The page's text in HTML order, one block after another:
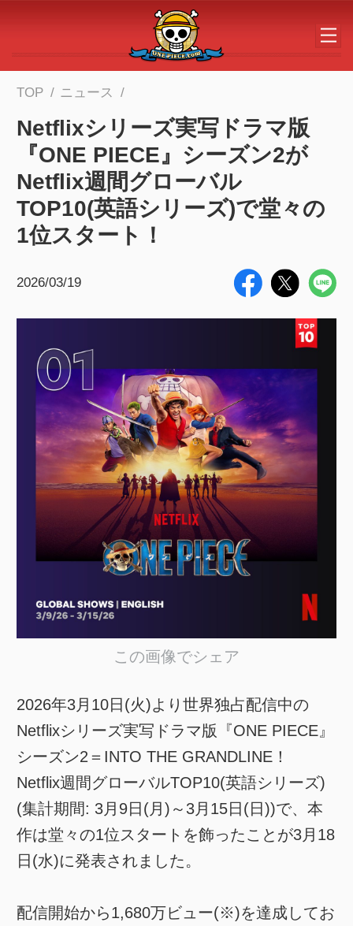
メインコンテンツへスキップする
TOP ニュース
Netflixシリーズ実写ドラマ版
『ONE PIECE』シーズン2が
Netflix週間グローバル
TOP10(英語シリーズ)で堂々の
1位スタート！
2026/03/19
この画像でシェア
2026年3月10日(火)より世界独占配信中の
Netflixシリーズ実写ドラマ版『ONE PIECE』
シーズン2＝INTO THE GRANDLINE！
Netflix週間グローバルTOP10(英語シリーズ)
(集計期間: 3月9日(月)～3月15日(日))で、本
作は堂々の1位スタートを飾ったことが3月18
日(水)に発表されました。
配信開始から1,680万ビュー(※)を達成してお